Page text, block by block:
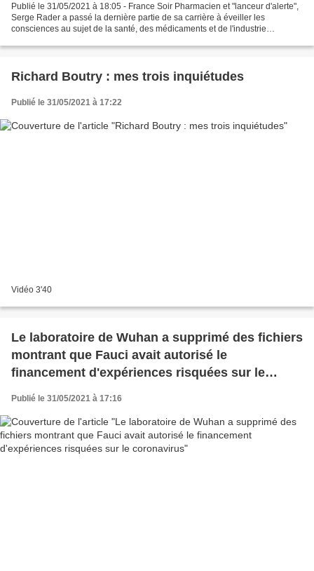
Publié le 31/05/2021 à 18:05 - France Soir Pharmacien et "lanceur d'alerte",
Serge Rader a passé la dernière partie de sa carrière à éveiller les
consciences au sujet de la santé, des médicaments et de l'industrie
Richard Boutry : mes trois inquiétudes
Publié le 31/05/2021 à 17:22
Vidéo 3'40
Le laboratoire de Wuhan a supprimé des fichiers
montrant que Fauci avait autorisé le
financement d'expériences risquées sur le
coronavirus
Publié le 31/05/2021 à 17:16